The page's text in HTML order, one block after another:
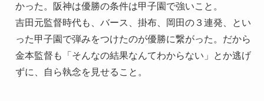
かった。阪神は優勝の条件は甲子園で強いこと。
吉田元監督時代も、バース、掛布、岡田の３連発、とい
った甲子園で弾みをつけたのが優勝に繋がった。だから
金本監督も「そんなの結果なんてわからない」とか逃げ
ずに、自ら執念を見せること。